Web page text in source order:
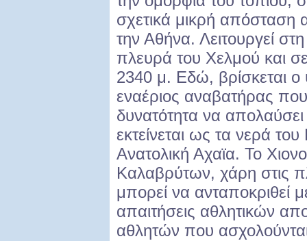
σχετικά μικρή απόσταση
την Αθήνα. Λειτουργεί
πλευρά του Χελμού και
2340 μ. Εδώ, βρίσκεται
εναέριος αναβατήρας
δυνατότητα να
εκτείνεται ως τα νερά
Ανατολική Αχαϊα. Το
Καλαβρύτων, χάρη στις
μπορεί να ανταποκριθεί
απαιτήσεις αθλητικών
αθλητών που